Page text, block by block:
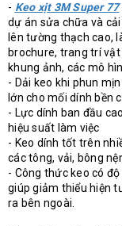
- Keo xịt 3M Super 77
dự án sửa chữa và
lên tường thạch cao,
brochure, trang trí
khung ảnh, các mô
- Dải keo khi phun
lớn cho mối dính bền
- Lực dính ban đầu
hiệu suất làm việc
- Keo dính tốt trên
các tông, vải, bông
- Công thức keo có
giúp giảm thiểu hiện
ra bên ngoài.